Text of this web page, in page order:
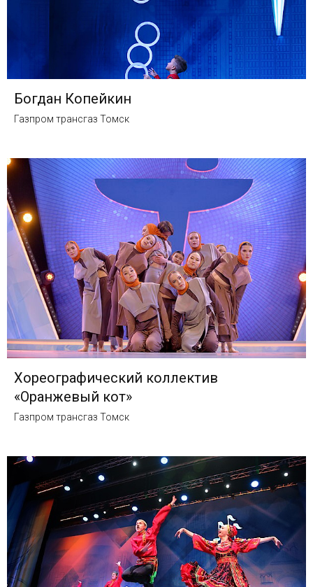
Богдан Копейкин
Газпром трансгаз Томск
Хореографический коллектив
«Оранжевый кот»
Газпром трансгаз Томск